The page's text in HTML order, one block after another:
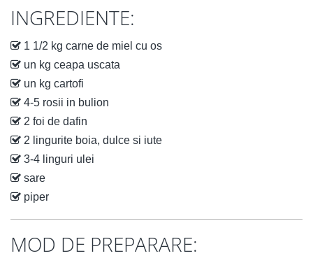
INGREDIENTE:
1 1/2 kg carne de miel cu os
un kg ceapa uscata
un kg cartofi
4-5 rosii in bulion
2 foi de dafin
2 lingurite boia, dulce si iute
3-4 linguri ulei
sare
piper
MOD DE PREPARARE: